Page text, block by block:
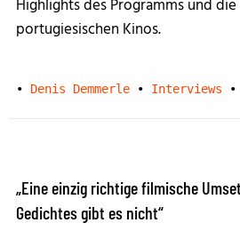
Highlights des Programms und
portugiesischen Kinos.
• Denis Demmerle • Interviews •
„Eine einzig richtige filmische
Gedichtes gibt es nicht“